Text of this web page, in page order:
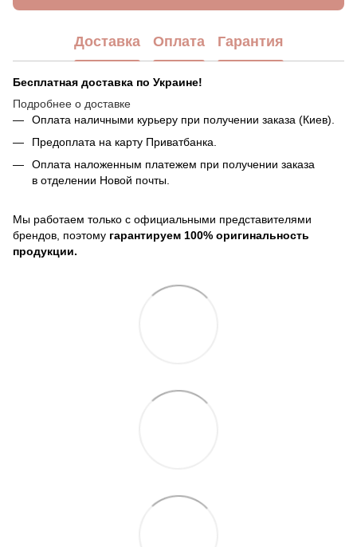
Доставка Оплата Гарантия
Бесплатная доставка по Украине!
Подробнее о доставке
Оплата наличными курьеру при получении заказа (Киев).
Предоплата на карту Приватбанка.
Оплата наложенным платежем при получении заказа
в отделении Новой почты.
Мы работаем только с официальными представителями
брендов, поэтому гарантируем 100% оригинальность
продукции.